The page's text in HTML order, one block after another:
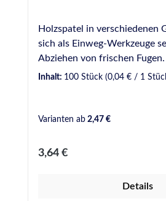
Holzspatel in verschiedenen
sich als Einweg-Werkzeuge
Abziehen von frischen
gleichmäßige und optisch
mm - Gebinde zu 50 Stück 16
20 mm - Gebinde zu 100
geschwungen - Gebinde zu
Inhalt: 100 Stück (0,04 € / 1
Varianten ab 2,47 €
Regulärer Preis:
3,64 €
Details